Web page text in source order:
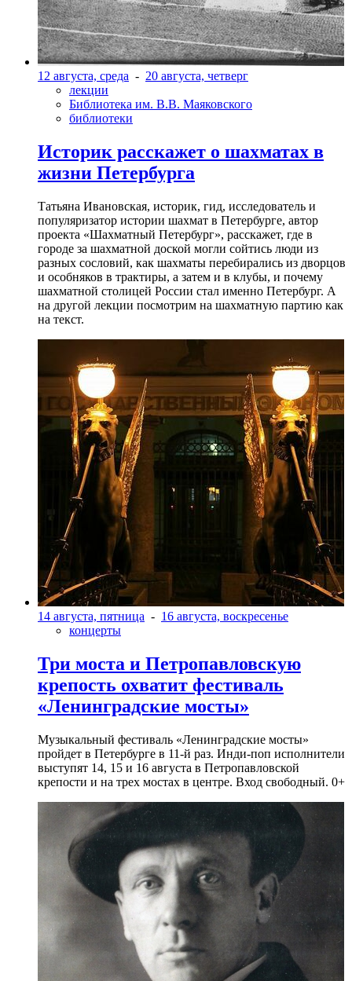
12 августа, среда - 20 августа, четверг
лекции
Библиотека им. В.В. Маяковского
библиотеки
Историк расскажет о шахматах в
жизни Петербурга
Татьяна Ивановская, историк, гид, исследователь и
популяризатор истории шахмат в Петербурге, автор
проекта «Шахматный Петербург», расскажет, где в
городе за шахматной доской могли сойтись люди из
разных сословий, как шахматы перебирались из дворцов
и особняков в трактиры, а затем и в клубы, и почему
шахматной столицей России стал именно Петербург. А
на другой лекции посмотрим на шахматную партию как
на текст.
14 августа, пятница - 16 августа, воскресенье
концерты
Три моста и Петропавловскую
крепость охватит фестиваль
«Ленинградские мосты»
Музыкальный фестиваль «Ленинградские мосты»
пройдет в Петербурге в 11-й раз. Инди-поп исполнители
выступят 14, 15 и 16 августа в Петропавловской
крепости и на трех мостах в центре. Вход свободный. 0+